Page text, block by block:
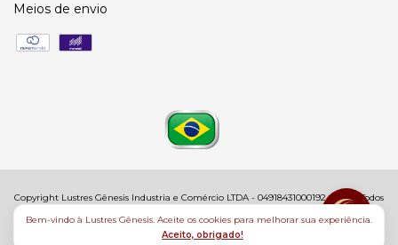
Bem-vindo à Lustres Gênesis. Aceite os cookies para melhorar sua experiência.
Aceito, obrigado!
Meios de envio
Copyright Lustres Gênesis Industria e Comércio LTDA - 04918431000192 - 2026. Todos